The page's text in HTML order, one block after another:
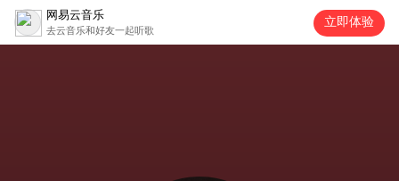
网易云音乐
去云音乐和好友一起听歌
立即体验